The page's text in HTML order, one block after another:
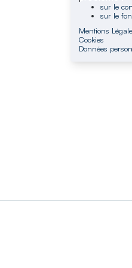
sur le
sur le
Mentions
Cookies
Données